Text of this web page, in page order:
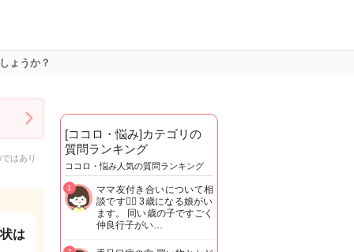
ょうか？
はあり
は
[ココロ・悩み]カテゴリの
質問ランキング
ココロ・悩み人気の質問ランキング
ママ友付き合いについて相
談です🙇‍♂️ 3歳になる娘がい
ます。 同い歳の子ですごく
仲良行子がい…
1